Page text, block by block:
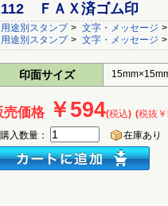
ＦＡＸ済ゴム印
用途別スタンプ > 文字・メッセージ >
用途別スタンプ > 文字・メッセージ >
印面サイズ
売価格 ￥594(税込) (税抜
入数量： 在庫あり